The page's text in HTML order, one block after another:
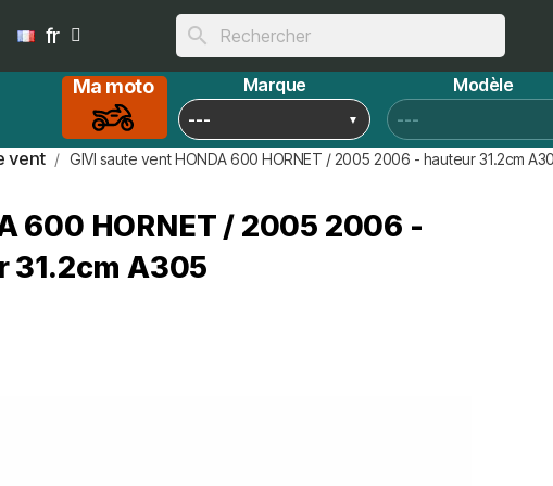
fr search
Ma moto Marque Modèle
vent GIVI saute vent HONDA 600 HORNET / 2005 2006 - hauteur 31.2cm
600 HORNET / 2005 2006 -
31.2cm A305